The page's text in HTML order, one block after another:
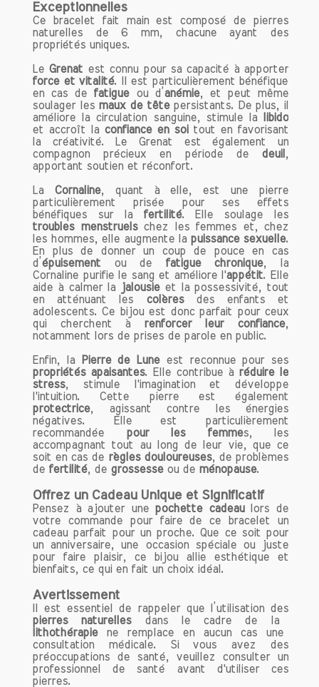
Exceptionnelles
Ce bracelet fait main est composé de pierres
naturelles de 6 mm, chacune ayant des
propriétés uniques.
Le Grenat est connu pour sa capacité à apporter
force et vitalité. Il est particulièrement bénéfique
en cas de fatigueou d’ anémie, et peut même
soulager lesmaux de tête persistants. De plus, il
améliore la circulation sanguine, stimule la
libido
et accroît la confiance en soitout en favorisant
la créativité. Le Grenat est également un
compagnon précieux en période de deuil ,
apportant soutien et réconfort.
La Cornaline, quant à elle, est une pierre
particulièrement prisée pour ses effets
bénéfiques sur lafertilité. Elle soulage les
troubles menstruelschez les femmes et, chez
les hommes, elle augmente la puissance sexuelle.
En plus de donner un coup de pouce en cas
d’ épuisement ou de fatigue chronique, la
Cornaline purifie le sang et améliore l'appétit. Elle
aide à calmer la
jalousieet la possessivité, tout
en atténuant les colèresdes enfants et
adolescents. Ce bijou est donc parfait pour ceux
qui cherchent à renforcer leur confiance,
notamment lors de prises de parole en public.
Enfin, la Pierre de Luneest reconnue pour ses
propriétés apaisantes. Elle contribue à réduire le
stress, stimule l'imagination et développe
l'intuition. Cette pierre est également
protectrice, agissant contre les énergies
négatives. Elle est particulièrement
recommandée pour les femmes, les
accompagnant tout au long de leur vie, que ce
soit en cas de règles douloureuses, de problèmes
de fertilité, de grossesseou de ménopause.
Offrez un Cadeau Unique et Significatif
Pensez à ajouter une pochette cadeaulors de
votre commande pour faire de ce bracelet un
cadeau parfait pour un proche. Que ce soit pour
un anniversaire, une occasion spéciale ou juste
pour faire plaisir, ce bijou allie esthétique et
bienfaits, ce qui en fait un choix idéal.
Avertissement
Il est essentiel de rappeler que l’utilisation des
pierres naturellesdans le cadre de la
lithothérapiene remplace en aucun cas une
consultation médicale. Si vous avez des
préoccupations de santé, veuillez consulter un
professionnel de santé avant d'utiliser ces
pierres.